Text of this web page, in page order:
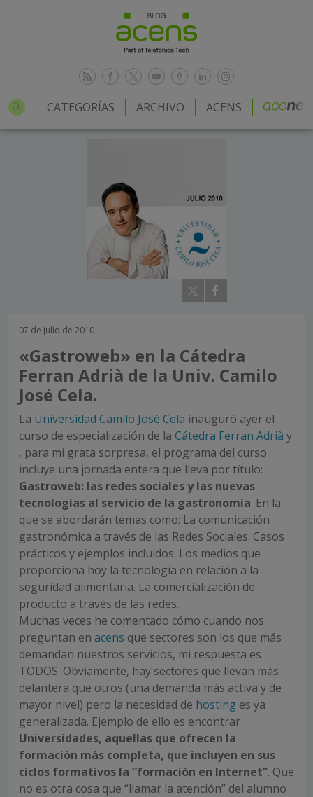
CATEGORÍAS ARCHIVO ACENS
07 de julio de 2010
«Gastroweb» en la Cátedra
Ferran Adrià de la Univ. Camilo
José Cela.
La Universidad Camilo José Cela inauguró ayer el
curso de especialización de la Cátedra Ferran Adrià y
, para mi grata sorpresa, el programa del curso
incluye una jornada entera que lleva por título:
Gastroweb: las redes sociales y las nuevas
tecnologías al servicio de la gastronomía. En la
que se abordarán temas como: La comunicación
gastronómica a través de las Redes Sociales. Casos
prácticos y ejemplos incluidos. Los medios que
proporciona hoy la tecnología en relación a la
seguridad alimentaria. La comercialización de
producto a través de las redes.
Muchas veces he comentado cómo cuando nos
preguntan en acens que sectores son los que más
demandan nuestros servicios, mi respuesta es
TODOS. Obviamente, hay sectores que llevan más
delantera que otros (una demanda más activa y de
mayor nivel) pero la necesidad de hosting es ya
generalizada. Ejemplo de ello es encontrar
Universidades, aquellas que ofrecen la
formación más completa, que incluyen en sus
ciclos formativos la “formación en Internet”. Que
no es otra cosa que “llamar la atención” del alumno